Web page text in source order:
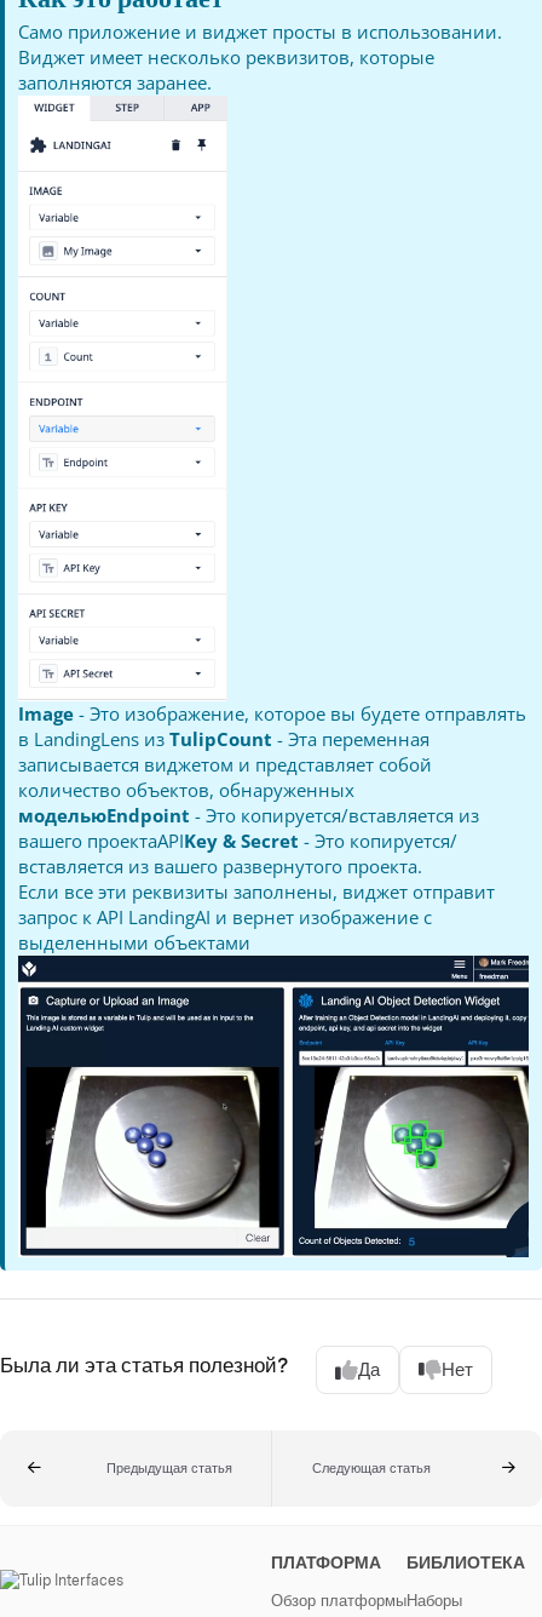
Само приложение и виджет просты в использовании.
Виджет имеет несколько реквизитов, которые
заполняются заранее.
Image - Это изображение, которое вы будете отправлять
в LandingLens изTulipCount - Эта переменная
записывается виджетом и представляет собой
количество объектов, обнаруженных
модельюEndpoint - Это копируется/вставляется из
вашего проектаAPIKey & Secret - Это копируется/
вставляется из вашего развернутого проекта.
Если все эти реквизиты заполнены, виджет отправит
запрос к API LandingAI и вернет изображение с
выделенными объектами
Была ли эта статья полезной? Да Нет
Предыдущая статья Следующая статья
ПЛАТФОРМА
Обзор платформы
БИБЛИОТЕКА
Наборы